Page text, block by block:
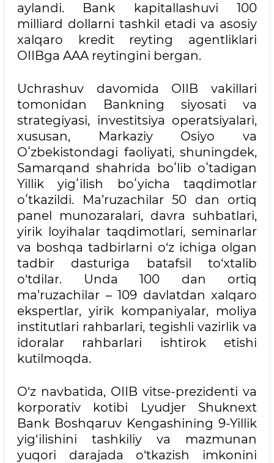
aylandi. Bank kapitallashuvi 100
milliard dollarni tashkil etadi va asosiy
xalqaro kredit reyting agentliklari
OIIBga AAA reytingini bergan.
Uchrashuv davomida OIIB vakillari
tomonidan Bankning siyosati va
strategiyasi, investitsiya operatsiyalari,
xususan, Markaziy Osiyo va
Oʻzbekistondagi faoliyati, shuningdek,
Samarqand shahrida boʻlib oʻtadigan
Yillik yigʻilish boʻyicha taqdimotlar
oʻtkazildi. Ma’ruzachilar 50 dan ortiq
panel munozaralari, davra suhbatlari,
yirik loyihalar taqdimotlari, seminarlar
va boshqa tadbirlarni o‘z ichiga olgan
tadbir dasturiga batafsil to‘xtalib
o‘tdilar. Unda 100 dan ortiq
ma’ruzachilar – 109 davlatdan xalqaro
ekspertlar, yirik kompaniyalar, moliya
institutlari rahbarlari, tegishli vazirlik va
idoralar rahbarlari ishtirok etishi
kutilmoqda.
O‘z navbatida, OIIB vitse-prezidenti va
korporativ kotibi Lyudjer Shuknext
Bank Boshqaruv Kengashining 9-Yillik
yig‘ilishini tashkiliy va mazmunan
yuqori darajada o‘tkazish imkonini